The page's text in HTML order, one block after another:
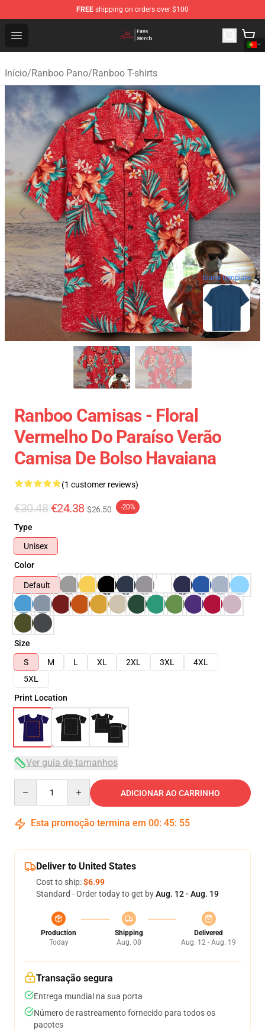
FREE shipping on orders over $100
Open menu
Ranboo Shop - Official Ranboo Merchandise Store
Início/Ranboo Pano/Ranboo T-shirts
blank template
Ranboo Camisas - Floral
Vermelho Do Paraíso Verão
Camisa De Bolso Havaiana
(1 customer reviews)
€30.48 €24.38 $26.50 -20%
Type
Unisex
Color
Default
Size
S
M L XL 2XL 3XL
4XL
5XL
Print Location
Ver guia de tamanhos
ADICIONAR AO CARRINHO
Esta promoção termina em 00: 45: 54
Deliver to United States
Cost to ship:$6.99
Standard - Order today to get byAug. 12 - Aug. 19
Production
Today
Shipping
Aug. 08
Delivered
Aug. 12 - Aug. 19
Transação segura
Entrega mundial na sua porta
Número de rastreamento fornecido para todos os
pacotes